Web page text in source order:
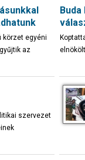
körzet egyéni
az
szervezet